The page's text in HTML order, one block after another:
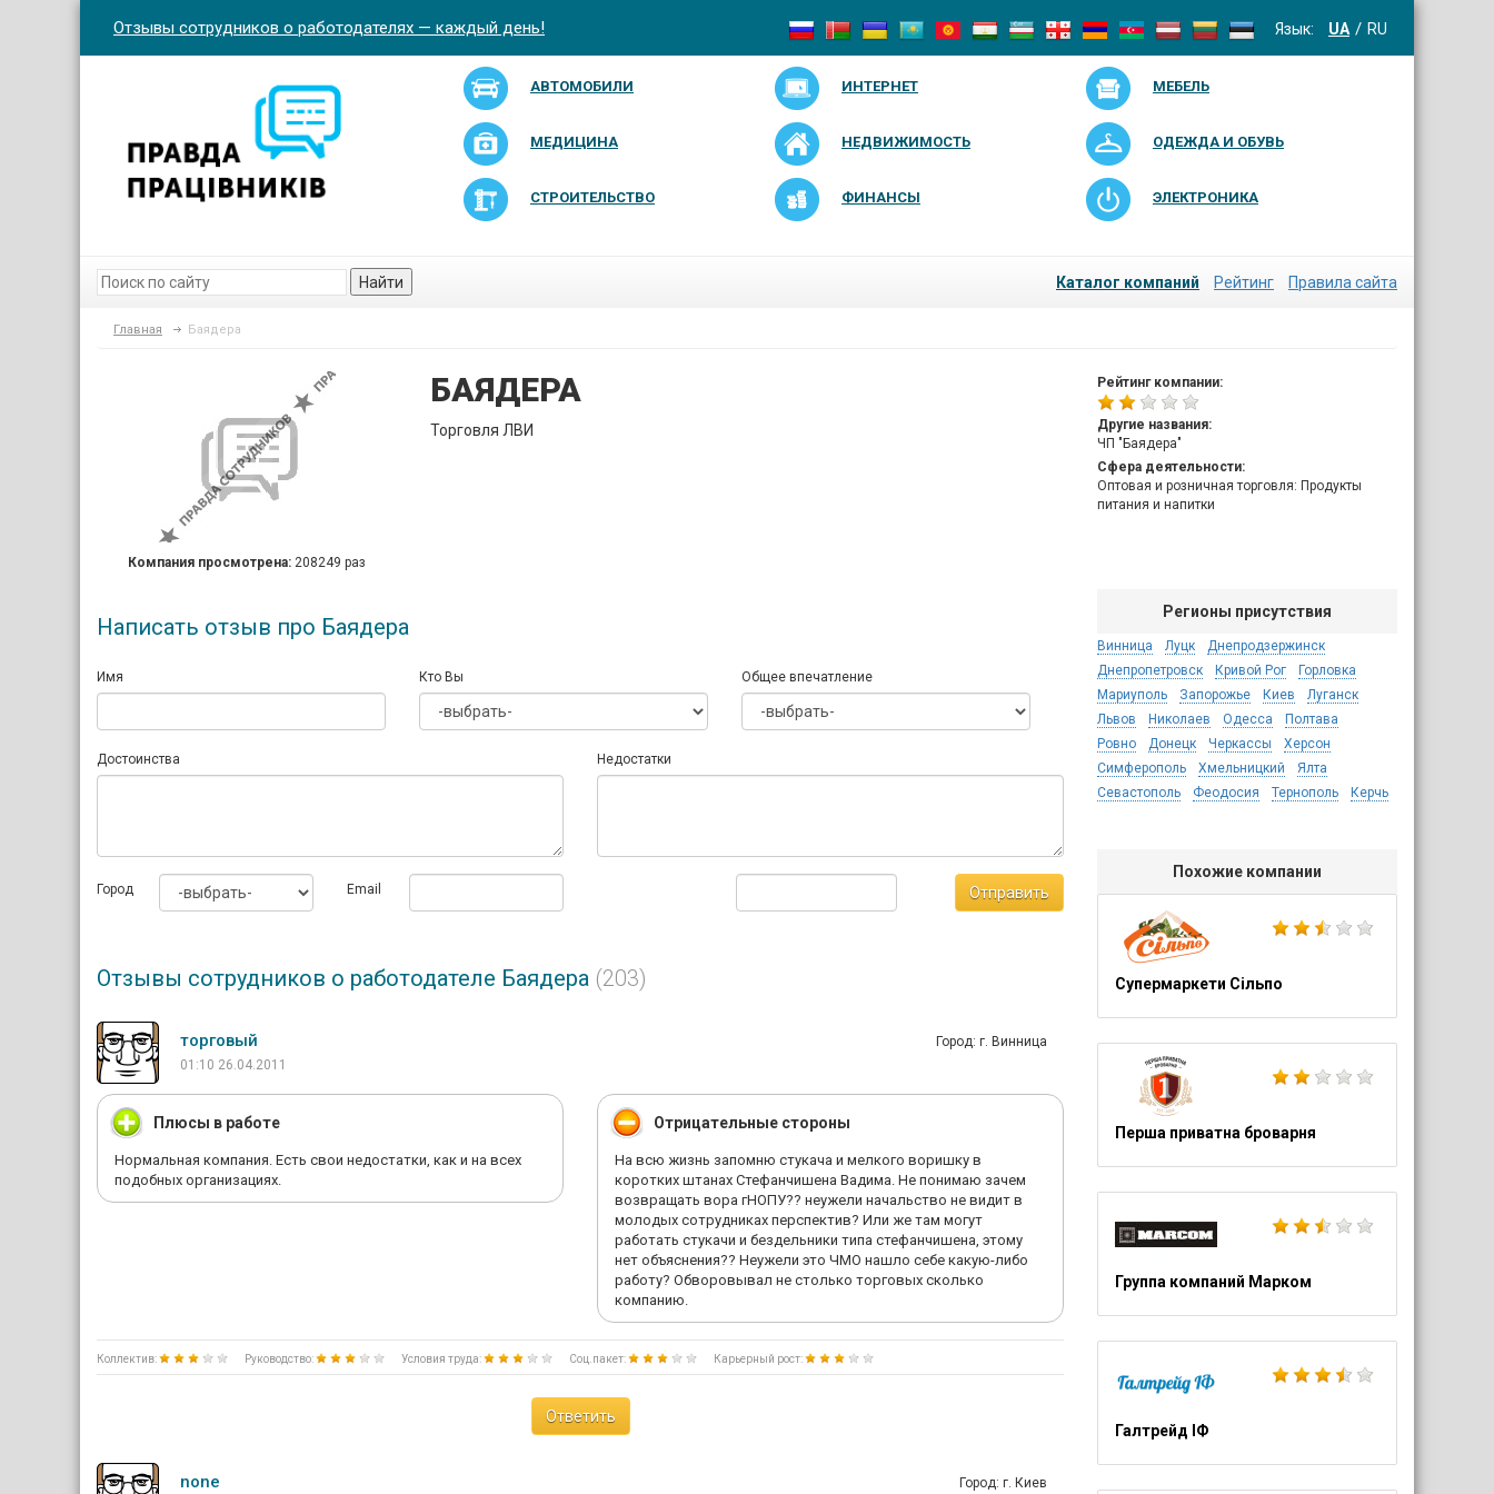
Отзывы сотрудников о работодателях — каждый день! Язык: UA RU
АВТОМОБИЛИ ИНТЕРНЕТ МЕБЕЛЬ
МЕДИЦИНА НЕДВИЖИМОСТЬ ОДЕЖДА И ОБУВЬ
СТРОИТЕЛЬСТВО ФИНАНСЫ ЭЛЕКТРОНИКА
Найти Каталог компаний Рейтинг Правила сайта
Главная Баядера
Рейтинг компании:
Другие названия:
ЧП "Баядера"
Сфера деятельности:
Оптовая и розничная торговля: Продукты
питания и напитки
Регионы присутствия
Винница Луцк
Днепродзержинск
Днепропетровск
Кривой Рог
Горловка
Мариуполь
Запорожье Киев
Луганск
Львов
Николаев Одесса
Полтава
Ровно
Донецк Черкассы
Херсон
Симферополь
Хмельницкий
Ялта
Севастополь
Феодосия Тернополь Керчь
Похожие компании
Супермаркети Сільпо
Перша приватна броварня
Группа компаний Марком
Галтрейд ІФ
Компания просмотрена: 208249 раз
БАЯДЕРА
Торговля ЛВИ
Написать отзыв про Баядера
Имя Кто Вы Общее впечатление
Достоинства Недостатки
Город Email Отправить
Отзывы сотрудников о работодателе Баядера (203)
торговый
Город: г. Винница
01:10 26.04.2011
Плюсы в работе
Нормальная компания. Есть свои недостатки, как и на всех
подобных организациях.
Отрицательные стороны
На всю жизнь запомню стукача и мелкого воришку в
коротких штанах Стефанчишена Вадима. Не понимаю зачем
возвращать вора гНОПУ?? неужели начальство не видит в
молодых сотрудниках перспектив? Или же там могут
работать стукачи и бездельники типа стефанчишена, этому
нет объяснения?? Неужели это ЧМО нашло себе какую-либо
работу? Обворовывал не столько торговых сколько
компанию.
Коллектив: Руководство: Условия труда: Соц.пакет: Карьерный рост:
Ответить
none
Город: г. Киев